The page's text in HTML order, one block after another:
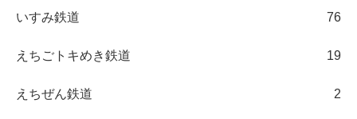
いすみ鉄道 76
えちごトキめき鉄道 19
えちぜん鉄道 2